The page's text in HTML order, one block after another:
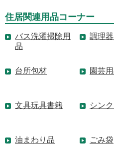
住居関連用品コーナー
バス洗濯掃除用
品
調理
台所包材 園芸
文具玩具書籍 シン
油まわり品 ごみ袋